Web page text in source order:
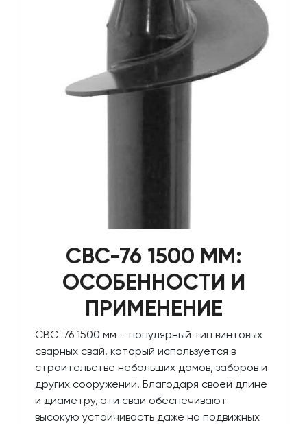
СВС-76 1500 ММ:
ОСОБЕННОСТИ И
ПРИМЕНЕНИЕ
СВС-76 1500 мм – популярный тип винтовых
сварных свай, который используется в
строительстве небольших домов, заборов и
других сооружений. Благодаря своей длине
и диаметру, эти сваи обеспечивают
высокую устойчивость даже на подвижных